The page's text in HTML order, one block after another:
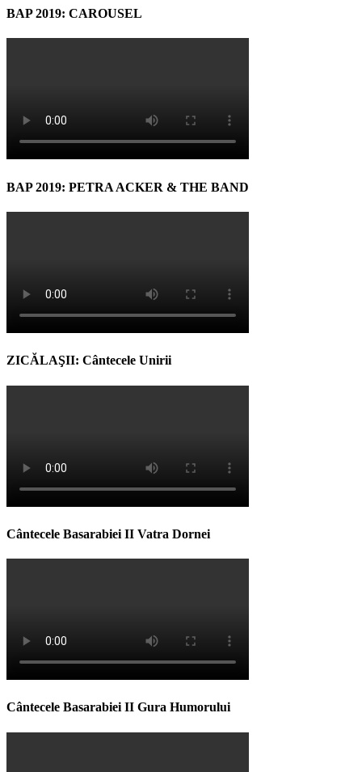
BAP 2019: CAROUSEL
BAP 2019: PETRA ACKER & THE BAND
ZICĂLAŞII: Cântecele Unirii
Cântecele Basarabiei II Vatra Dornei
Cântecele Basarabiei II Gura Humorului